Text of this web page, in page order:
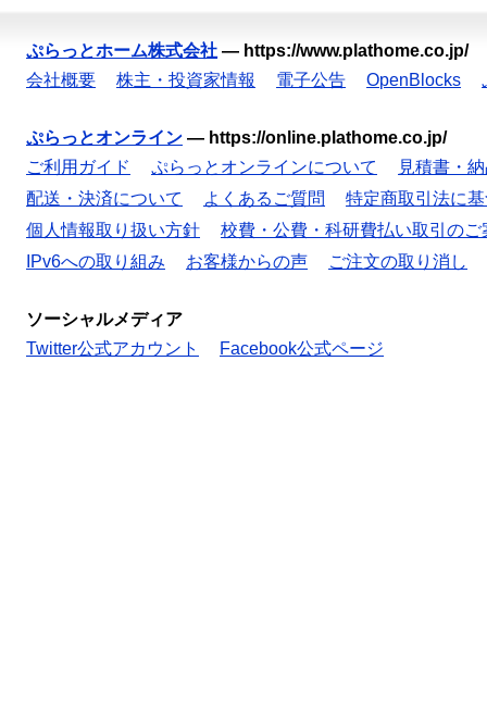
ぷらっとホーム株式会社 — https://www.plathome.co.jp/
会社概要
株主・投資家情報 電子公告 OpenBlocks
ぷらっとオンライン — https://online.plathome.co.jp/
ご利用ガイド
ぷらっとオンラインについて
見積書・
配送・決済について
よくあるご質問
特定商取引法に
個人情報取り扱い方針
校費・公費・科研費払い取引のご
IPv6への取り組み
お客様からの声 ご注文の取り消し
ソーシャルメディア
Twitter公式アカウント
Facebook公式ページ